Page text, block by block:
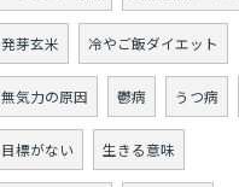
発芽玄米 冷やご飯ダイエット
無気力の原因 鬱病 うつ病
目標がない 生きる意味